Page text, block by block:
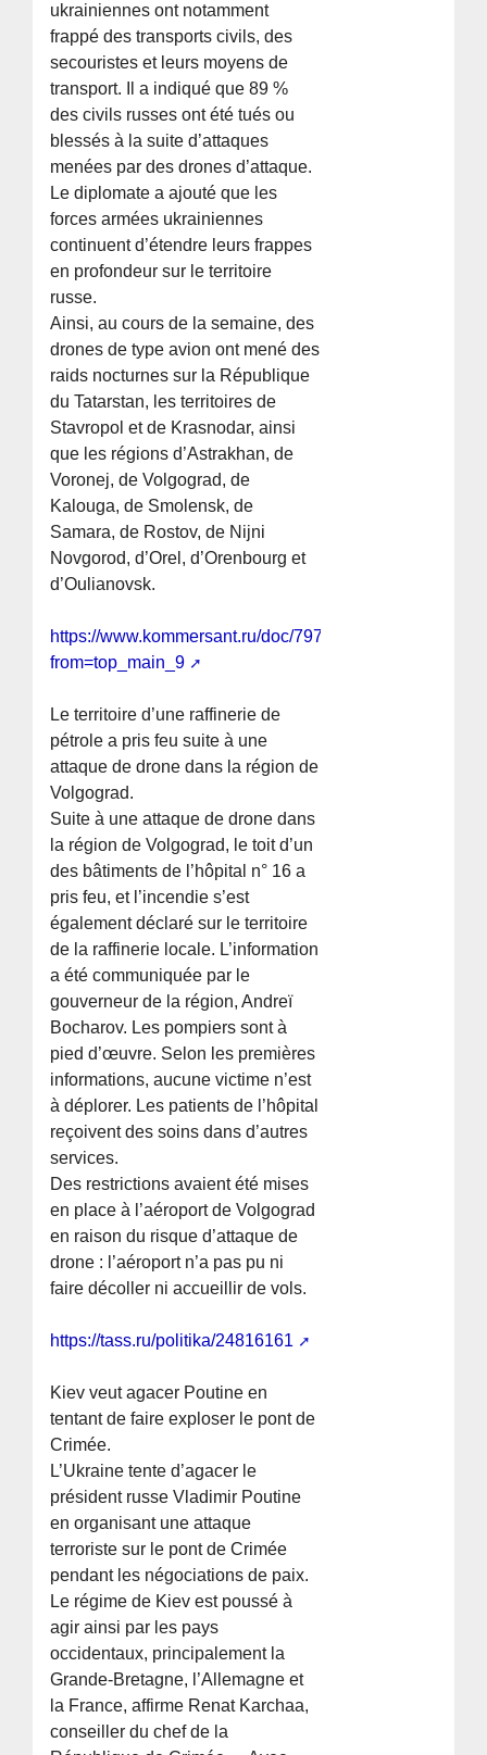
ukrainiennes ont notamment
frappé des transports civils, des
secouristes et leurs moyens de
transport. Il a indiqué que 89 %
des civils russes ont été tués ou
blessés à la suite d’attaques
menées par des drones d’attaque.
Le diplomate a ajouté que les
forces armées ukrainiennes
continuent d’étendre leurs frappes
en profondeur sur le territoire
russe.
Ainsi, au cours de la semaine, des
drones de type avion ont mené des
raids nocturnes sur la République
du Tatarstan, les territoires de
Stavropol et de Krasnodar, ainsi
que les régions d’Astrakhan, de
Voronej, de Volgograd, de
Kalouga, de Smolensk, de
Samara, de Rostov, de Nijni
Novgorod, d’Orel, d’Orenbourg et
d’Oulianovsk.
https://www.kommersant.ru/doc/7973503?
from=top_main_9
Le territoire d’une raffinerie de
pétrole a pris feu suite à une
attaque de drone dans la région de
Volgograd.
Suite à une attaque de drone dans
la région de Volgograd, le toit d’un
des bâtiments de l’hôpital n° 16 a
pris feu, et l’incendie s’est
également déclaré sur le territoire
de la raffinerie locale. L’information
a été communiquée par le
gouverneur de la région, Andreï
Bocharov. Les pompiers sont à
pied d’œuvre. Selon les premières
informations, aucune victime n’est
à déplorer. Les patients de l’hôpital
reçoivent des soins dans d’autres
services.
Des restrictions avaient été mises
en place à l’aéroport de Volgograd
en raison du risque d’attaque de
drone : l’aéroport n’a pas pu ni
faire décoller ni accueillir de vols.
https://tass.ru/politika/24816161
Kiev veut agacer Poutine en
tentant de faire exploser le pont de
Crimée.
L’Ukraine tente d’agacer le
président russe Vladimir Poutine
en organisant une attaque
terroriste sur le pont de Crimée
pendant les négociations de paix.
Le régime de Kiev est poussé à
agir ainsi par les pays
occidentaux, principalement la
Grande-Bretagne, l’Allemagne et
la France, affirme Renat Karchaa,
conseiller du chef de la